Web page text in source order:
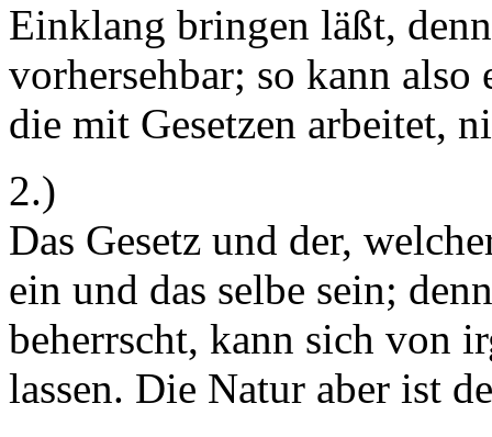
Einklang bringen läßt,
vorhersehbar; so kann
die mit Gesetzen arbeitet,
2.)
Das Gesetz und der,
ein und das selbe sein;
beherrscht, kann sich von
lassen. Die Natur aber ist